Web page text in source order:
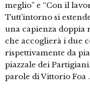
meglio” e “Con il
Tutt’intorno si
una capienza doppia
che accoglierà i due
rispettivamente da
piazzale dei
parole di Vittorio Foa